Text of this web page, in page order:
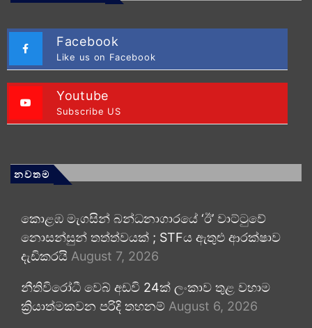
Facebook
Like us on Facebook
Youtube
Subscribe US
නවතම
කොළඹ මැගසින් බන්ධනාගාරයේ ‘ඊ’ වාට්ටුවේ
නොසන්සුන් තත්ත්වයක් ; STFය ඇතුළු ආරක්ෂාව
දැඩිකරයි August 7, 2026
නීතිවිරෝධී වෙබ් අඩවි 24ක් ලංකාව තුළ වහාම
ක්‍රියාත්මකවන පරිදි තහනම් August 6, 2026